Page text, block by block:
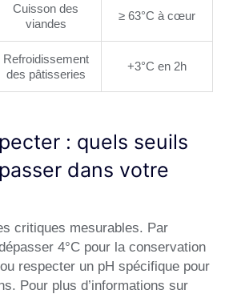
Cuisson des
viandes
≥ 63°C à cœur
Refroidissement
des pâtisseries
+3°C en 2h
: quels seuils
dans votre
critiques mesurables. Par
4°C pour la conservation
respecter un pH spécifique pour
Pour plus d’informations sur